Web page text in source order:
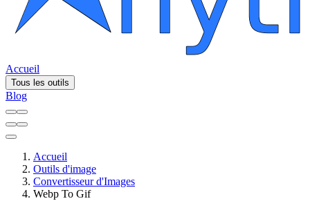
Accueil
Tous les outils
Blog
Accueil
Outils d'image
Convertisseur d'Images
Webp To Gif